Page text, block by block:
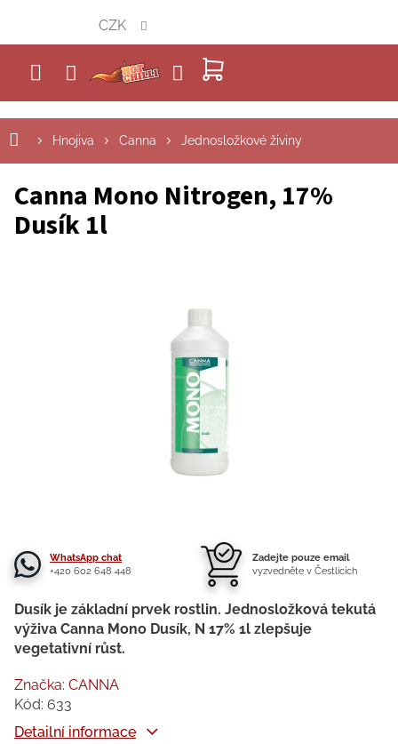
obsah
NÁKUPNÍ
KOŠÍK
CZK
Hnojiva Canna Jednosložkové živiny
Canna Mono Nitrogen, 17%
Dusík 1l
WhatsApp chat
+420 602 648 448
Zadejte pouze email
vyzvedněte v Čestlicích
Dusík je základní prvek rostlin. Jednosložková tekutá
výživa Canna Mono Dusík, N 17% 1l zlepšuje
vegetativní růst.
Detailní informace
Značka: CANNA
Kód: 633